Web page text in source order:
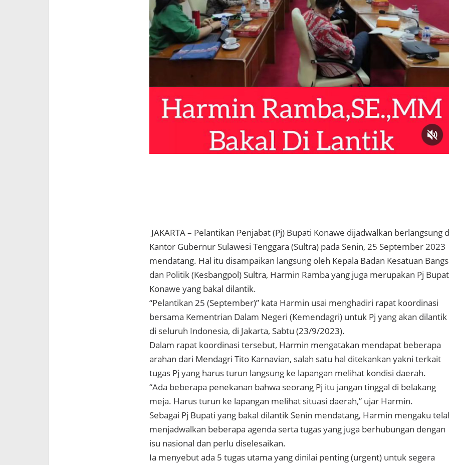
JAKARTA – Pelantikan Penjabat (Pj) Bupati Konawe dijadwalkan berlangsung
Kantor Gubernur Sulawesi Tenggara (Sultra) pada Senin, 25 September 2023
mendatang. Hal itu disampaikan langsung oleh Kepala Badan Kesatuan
dan Politik (Kesbangpol) Sultra, Harmin Ramba yang juga merupakan Pj
Konawe yang bakal dilantik.
“Pelantikan 25 (September)” kata Harmin usai menghadiri rapat koordinasi
bersama Kementrian Dalam Negeri (Kemendagri) untuk Pj yang akan dilantik
di seluruh Indonesia, di Jakarta, Sabtu (23/9/2023).
Dalam rapat koordinasi tersebut, Harmin mengatakan mendapat beberapa
arahan dari Mendagri Tito Karnavian, salah satu hal ditekankan yakni terkait
tugas Pj yang harus turun langsung ke lapangan melihat kondisi daerah.
“Ada beberapa penekanan bahwa seorang Pj itu jangan tinggal di belakang
meja. Harus turun ke lapangan melihat situasi daerah,” ujar Harmin.
Sebagai Pj Bupati yang bakal dilantik Senin mendatang, Harmin mengaku
menjadwalkan beberapa agenda serta tugas yang juga berhubungan dengan
isu nasional dan perlu diselesaikan.
Ia menyebut ada 5 tugas utama yang dinilai penting (urgent) untuk segera